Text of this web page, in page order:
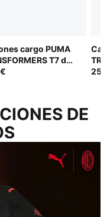
cargo PUMA
T7 de
para niños
DE